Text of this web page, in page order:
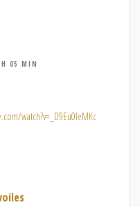
05 MIN
watch?v=_D9Eu0leMKc